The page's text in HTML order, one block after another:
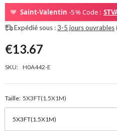
❤ Saint-Valentin -5 % Code :
Expédié sous :3-5 jours ouvrables
€13.67
SKU: H0A442-E
Taille: 5X3FT(1.5X1M)